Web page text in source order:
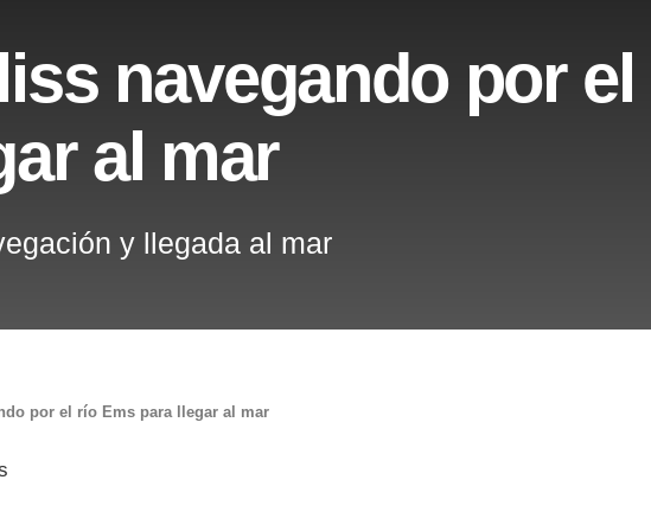
navegando por
al mar
y llegada al mar
por el río Ems para llegar al mar